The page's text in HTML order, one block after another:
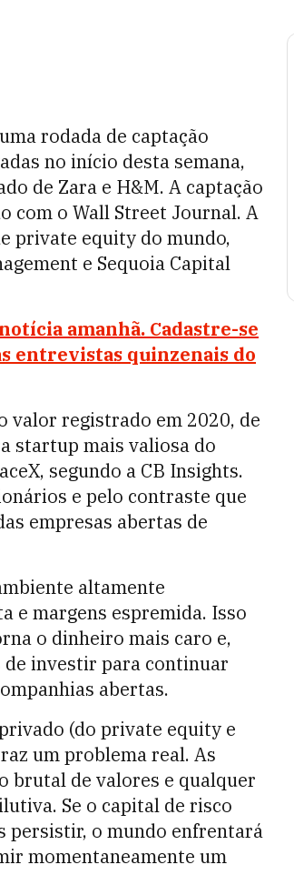
rodada de captação
no início desta semana,
de Zara e H&M. A captação
com o Wall Street Journal. A
private equity do mundo,
e Sequoia Capital
amanhã. Cadastre-se
entrevistas quinzenais do
valor registrado em 2020, de
startup mais valiosa do
segundo a CB Insights.
e pelo contraste que
empresas abertas de
altamente
e margens espremida. Isso
o dinheiro mais caro e,
de investir para continuar
abertas.
(do private equity e
um problema real. As
brutal de valores e qualquer
Se o capital de risco
persistir, o mundo enfrentará
momentaneamente um